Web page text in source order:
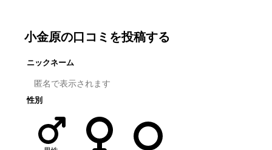
小金原の口コミを投稿する
ニックネーム
性別